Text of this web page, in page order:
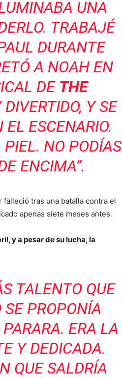
UNA
TRABAJÉ
DURANTE
A NOAH EN
DE THE
Y SE
ESCENARIO.
PIEL. NO PODÍAS
ENCIMA”.
falleció tras una batalla contra el
apenas siete meses antes.
y a pesar de su lucha, la
TALENTO QUE
PROPONÍA
ERA LA
Y DEDICADA.
QUE SALDRÍA